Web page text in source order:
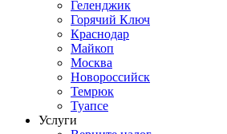
Геленджик
Горячий Ключ
Краснодар
Майкоп
Москва
Новороссийск
Темрюк
Туапсе
Услуги